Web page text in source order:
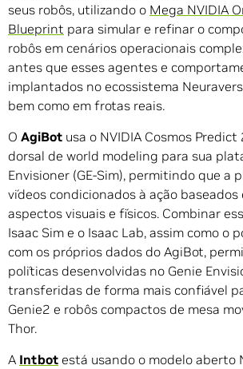
seus robôs, utilizando o Mega NVIDIA
Blueprint para simular e refinar o
robôs em cenários operacionais
antes que esses agentes e
implantados no ecossistema
bem como em frotas reais.
O AgiBot usa o NVIDIA Cosmos
dorsal de world modeling para sua
Envisioner (GE-Sim), permitindo que a
vídeos condicionados à ação
aspectos visuais e físicos. Combinar
Isaac Sim e o Isaac Lab, assim como o
com os próprios dados do AgiBot,
políticas desenvolvidas no Genie
transferidas de forma mais confiável
Genie2 e robôs compactos de mesa
Thor.
A Intbot está usando o modelo aberto